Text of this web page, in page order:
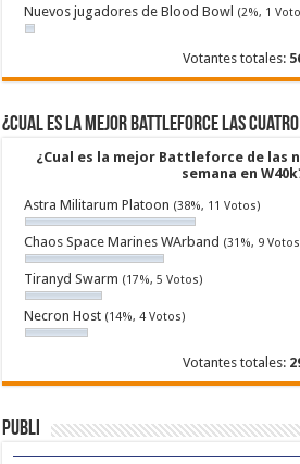
Nuevos jugadores de Blood Bowl (2%, 1
Votantes totales:
¿Cual es la mejor Battleforce las cuatro
¿Cual es la mejor Battleforce de las
semana en
Astra Militarum Platoon (38%, 11 Votos)
Chaos Space Marines WArband (31%, 9
Tiranyd Swarm (17%, 5 Votos)
Necron Host (14%, 4 Votos)
Votantes totales:
Publi